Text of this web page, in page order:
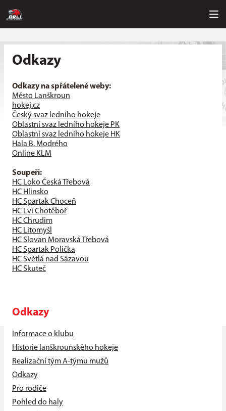
Odkazy
Odkazy na spřátelené weby:
Město Lanškroun
hokej.cz
Český svaz ledního hokeje
Oblastní svaz ledního hokeje PK
Oblastní svaz ledního hokeje HK
Hala B. Modrého
Online KLM
Soupeři:
HC Loko Česká Třebová
HC Hlinsko
HC Spartak Choceň
HC Lvi Chotěboř
HC Chrudim
HC Litomyšl
HC Slovan Moravská Třebová
HC Spartak Polička
HC Světlá nad Sázavou
HC Skuteč
Odkazy
Informace o klubu
Historie lanškrounského hokeje
Realizační tým A-týmu mužů
Odkazy
Pro rodiče
Pohled do haly